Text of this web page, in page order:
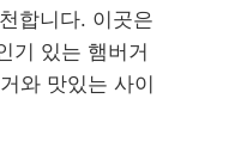
합니다. 이곳은
기 있는 햄버거
와 맛있는 사이